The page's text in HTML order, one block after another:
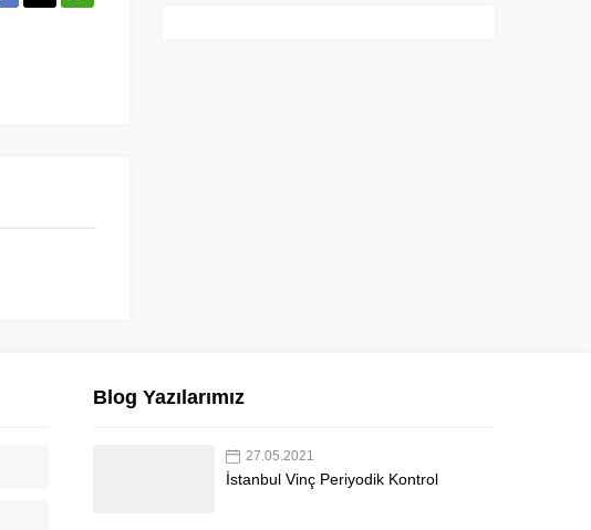
Blog Yazılarımız
27.05.2021
İstanbul Vinç Periyodik Kontrol